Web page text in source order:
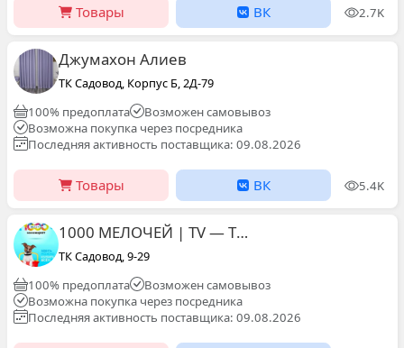
Товары ВК 2.7K
Джумахон Алиев
ТК Садовод, Корпус Б, 2Д-79
100% предоплата
Возможен самовывоз
Возможна покупка через посредника
Последняя активность поставщика: 09.08.2026
Товары ВК 5.4K
1000 МЕЛОЧЕЙ | TV — ТОВАР Садовод Драконы сити
ТК Садовод, 9-29
100% предоплата
Возможен самовывоз
Возможна покупка через посредника
Последняя активность поставщика: 09.08.2026